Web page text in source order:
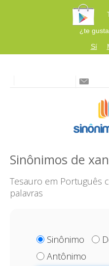
¿te
Sí
Sinônimos de
Tesauro em Português
palavras
Sinônimo
Antônimo